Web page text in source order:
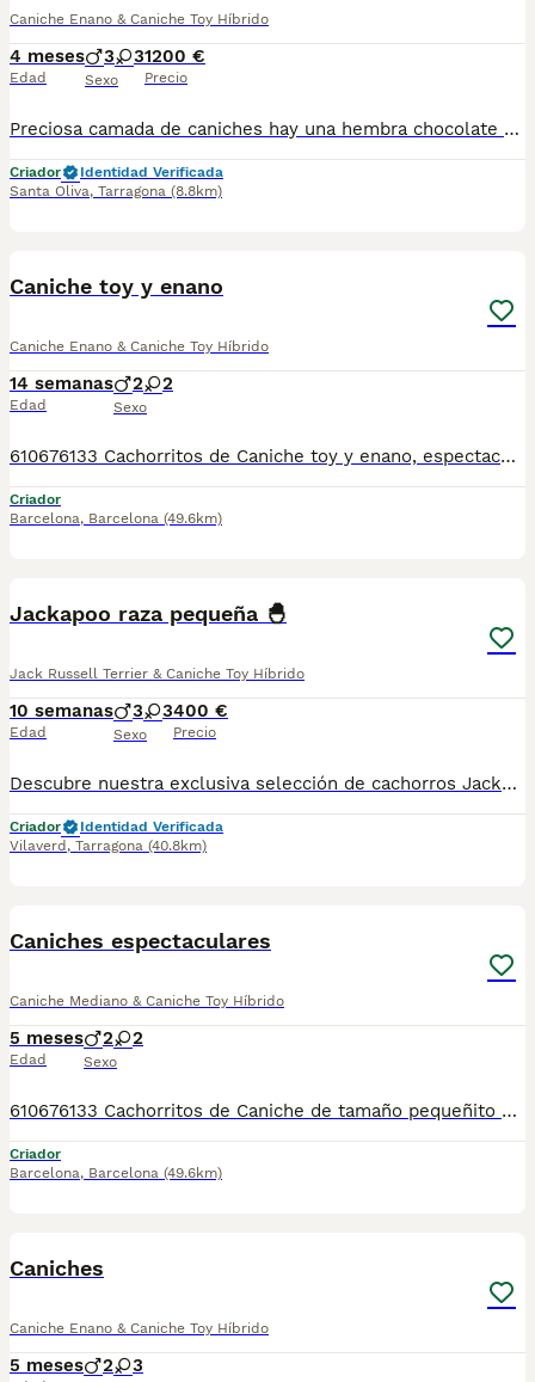
Caniche Enano & Caniche Toy Híbrido
4 meses
Edad
3 3
Sexo
1200 €
Precio
Preciosa camada de caniches hay una hembra chocolate y otra hembra negra y de otra camada mas pequeña de edad hay machos y hembras rojos, se entrega con 3 vacuna cuatro desparasitaciones el chip que lo da de alta mi veterinario y garantías por escrito de 10 días de enfermedades víricas y 6 meses de congénitas, el precio es 1200 euros los machos y 1400 euros las hembras
Criador
Identidad Verificada
Santa Oliva, Tarragona (8.8km)
Caniche toy y enano
Caniche Enano & Caniche Toy Híbrido
14 semanas
Edad
2 2
Sexo
610676133 Cachorritos de Caniche toy y enano, espectaculares, hay dos camadas, machos y hembras rojos y apricot, tienen unos mes y medio, la otra camada dos meses de edad. Tienen muy buen caracter, cariñosos y sociables, ideales para compañia. Muy bien cuidados, se entregan en las mejores condiciones, revisados por nuestro veterinario, vacunados, desparasitados, con cartilla veterinaria, microchip y garantia sanitaria por escrito vírica y genética. Número de Microchip: 90200076445789 Núcleo Zoológico: T-2500116
Criador
Barcelona, Barcelona (49.6km)
Jackapoo raza pequeña 🐣
Jack Russell Terrier & Caniche Toy Híbrido
10 semanas
Edad
3 3
Sexo
400 €
Precio
Descubre nuestra exclusiva selección de cachorros Jackapoo, criados con dedicación, cariño y un firme compromiso con su bienestar desde el primer día. Cada cachorro recibe una atención individualizada para favorecer un desarrollo equilibrado, una excelente socialización y una adaptación óptima a su futura familia. El Jackapoo combina la inteligencia y vivacidad del Jack Russell Terrier con la dulzura y el encanto del Caniche, dando lugar a un compañero cariñoso, alegre y muy inteligente. Su pelaje de baja muda lo convierte en una opción muy apreciada para la vida en familia. ¡Tenemos el cachorro perfecto para ti! Criado en un entorno responsable y con todo el cuidado que merece, nuestros cachorros cuentan con vacunas al día, desparasitaciones, microchip, y ofrecemos garantía sanitaria y genética. Además, te ofrecemos una revisión veterinaria gratuita para asegurar su bienestar. Somos un criadero profesional con núcleo zoológico T2500248, comprometidos con la salud y felicidad de nuestros cachorros. ¡No dudes en contactarnos para más información! 🐾🩵🤍
Criador
Identidad Verificada
Vilaverd , Tarragona (40.8km)
Caniches espectaculares
Caniche Mediano & Caniche Toy Híbrido
5 meses
Edad
2 2
Sexo
610676133 Cachorritos de Caniche de tamaño pequeñito preciosos, color rojizo y apricot, tienen casi los dos meses de edad. Se entregan revisados por nuestro veterinario, vacunados al día, desparasitados, con su cartilla veterinaria, microchip y garantía sanitaria por escrito vírica y genética. Tienen un carácter excelente, muy buenos y cariñosos, se pueden ver sin compromiso cualquier día de la semana. Núcleo Zoológico T-2500116
Criador
Barcelona, Barcelona (49.6km)
Caniches
Caniche Enano & Caniche Toy Híbrido
5 meses 2 3